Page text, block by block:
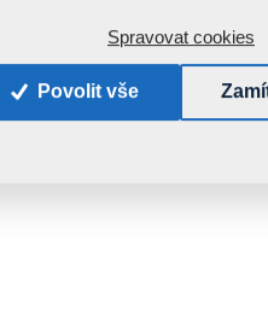
Spravovat cookies
Povolit vše